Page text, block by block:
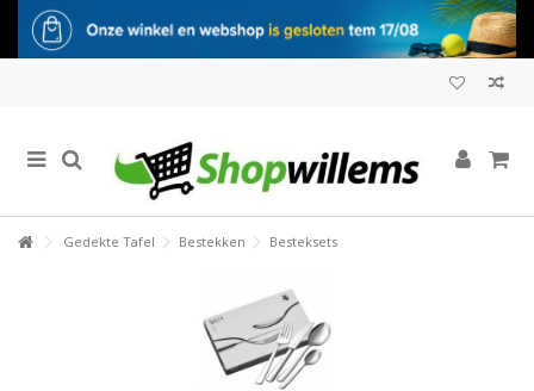
Gedekte Tafel Bestekken Besteksets